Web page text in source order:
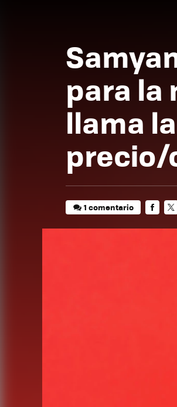
para la
llama
1 comentario